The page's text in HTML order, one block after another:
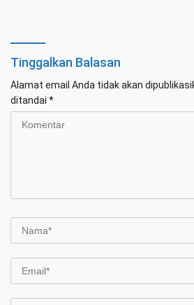
Tinggalkan Balasan
Alamat email Anda tidak akan
ditandai *